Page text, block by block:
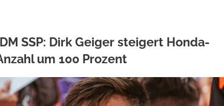
SSP: Dirk Geiger steigert Honda-
um 100 Prozent